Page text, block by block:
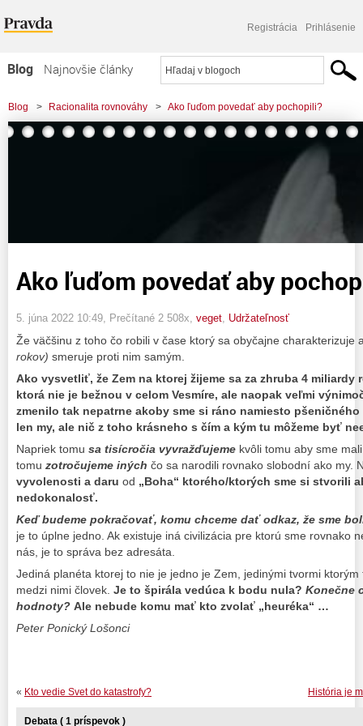
Registrácia Prihlásenie
Blog
Najnovšie články
Najčítanejšie články
Najkomentovanejšie články
Blog > Racionalita rovnováhy > Ako ľuďom povedať aby pochopili?
Ako ľuďom povedať aby
5. júna 2022 10:49 , Prečítané 2 508x, veget Udržateľnosť
Že väčšinu z toho čo robili v čase ktorý sa obyčajne charakterizuje
rokov) smeruje proti nim samým.
Ako vysvetliť, že Zem na ktorej žijeme sa za zhruba 4
ktorá nie je bežnou v celom Vesmíre, ale naopak veľmi
zmenilo tak nepatrne akoby sme si ráno namiesto
len my, ale nič z toho krásneho s čím a kým tu môžeme byť
Napriek tomu sa tisícročia vyvražďujeme kvôli tomu aby sme
tomu zotročujeme iných čo sa narodili rovnako slobodní ako my.
vyvolenosti a daru od „Boha“ ktorého/ktorých sme si stvorili
nedokonalosť.
Keď budeme pokračovať, komu chceme dať odkaz, že sme
je to úplne jedno. Ak existuje iná civilizácia pre ktorú sme rovnako
nás, je to správa bez adresáta.
Jediná planéta ktorej to nie je jedno je Zem, jedinými tvormi
medzi nimi človek. Je to špirála vedúca k bodu nula? Konečne
hodnoty? Ale nebude komu mať kto zvolať „heuréka“ …
Peter Ponický Lošonci
História je
« Kto vedie Svet do katastrofy?
Debata ( 1 príspevok )